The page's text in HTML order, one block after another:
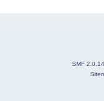
SMF 2.0.14